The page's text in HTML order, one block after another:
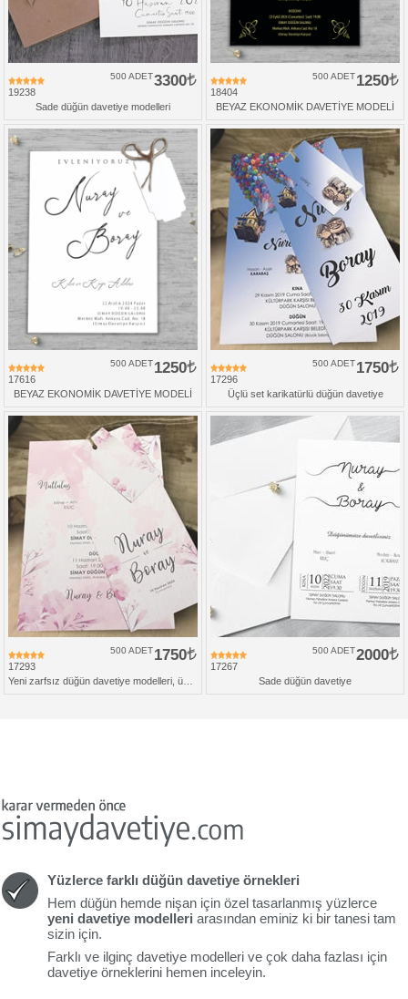
19238
3300
500 ADET
Sade düğün davetiye modelleri
18404
1250
500 ADET
BEYAZ EKONOMİK DAVETİYE MODELİ
17616
1250
500 ADET
BEYAZ EKONOMİK DAVETİYE MODELİ
17296
1750
500 ADET
Üçlü set karikatürlü düğün davetiye
17293
1750
500 ADET
17267
2000
500 ADET
Sade düğün davetiye
Yüzlerce farklı düğün davetiye örnekleri
Hem düğün hemde nişan için özel tasarlanmış yüzlerce
yeni davetiye modelleri arasından eminiz ki bir tanesi tam
sizin için.
Farklı ve ilginç davetiye modelleri ve çok daha fazlası için
davetiye örneklerini hemen inceleyin.